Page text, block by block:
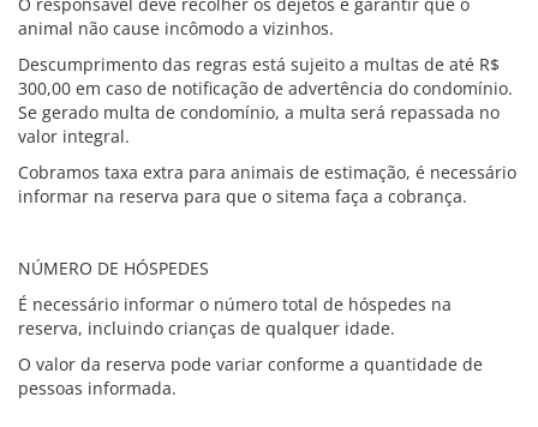
animal não cause incômodo a vizinhos.
Descumprimento das regras está sujeito a multas de até R$
300,00 em caso de notificação de advertência do condomínio.
Se gerado multa de condomínio, a multa será repassada no
valor integral.
Cobramos taxa extra para animais de estimação, é necessário
informar na reserva para que o sitema faça a cobrança.
NÚMERO DE HÓSPEDES
É necessário informar o número total de hóspedes na
reserva, incluindo crianças de qualquer idade.
O valor da reserva pode variar conforme a quantidade de
pessoas informada.